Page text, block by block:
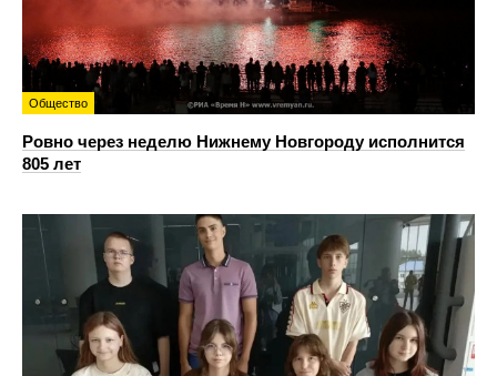
Общество
Ровно через неделю Нижнему Новгороду исполнится
805 лет